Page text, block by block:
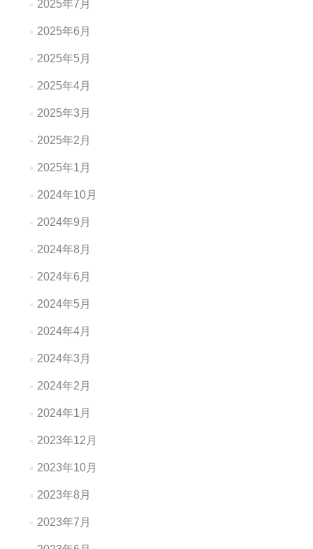
2025年7月
2025年6月
2025年5月
2025年4月
2025年3月
2025年2月
2025年1月
2024年10月
2024年9月
2024年8月
2024年6月
2024年5月
2024年4月
2024年3月
2024年2月
2024年1月
2023年12月
2023年10月
2023年8月
2023年7月